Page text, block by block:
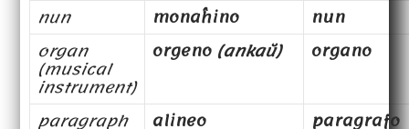
nun
monaĥino
nun
organ
(musical
instrument)
orgeno (ankaŭ) organo
paragraph alineo paragrafo